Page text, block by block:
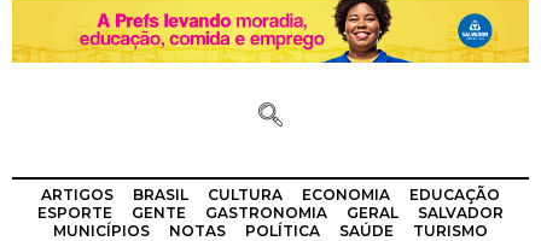
ARTIGOS BRASIL CULTURA ECONOMIA
EDUCAÇÃO
ESPORTE
GENTE GASTRONOMIA GERAL
SALVADOR
MUNICÍPIOS
NOTAS POLÍTICA SAÚDE TURISMO